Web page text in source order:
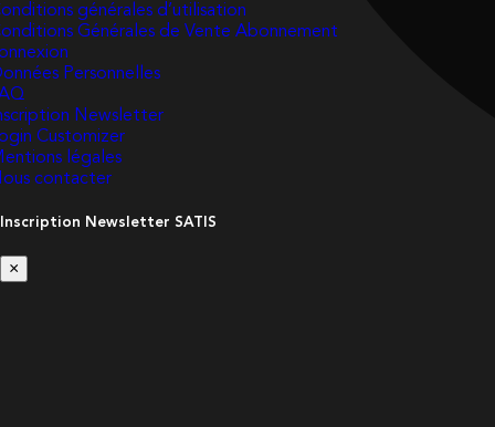
générales d’utilisation
Générales de Vente Abonnement
Personnelles
Newsletter
Customizer
légales
contacter
Inscription Newsletter SATIS
×